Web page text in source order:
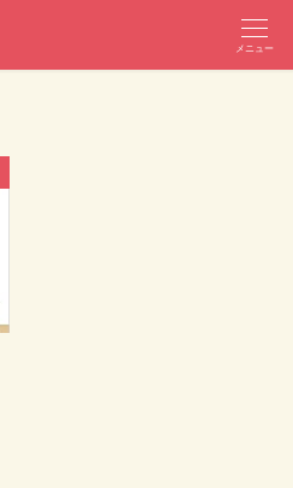
メニュー